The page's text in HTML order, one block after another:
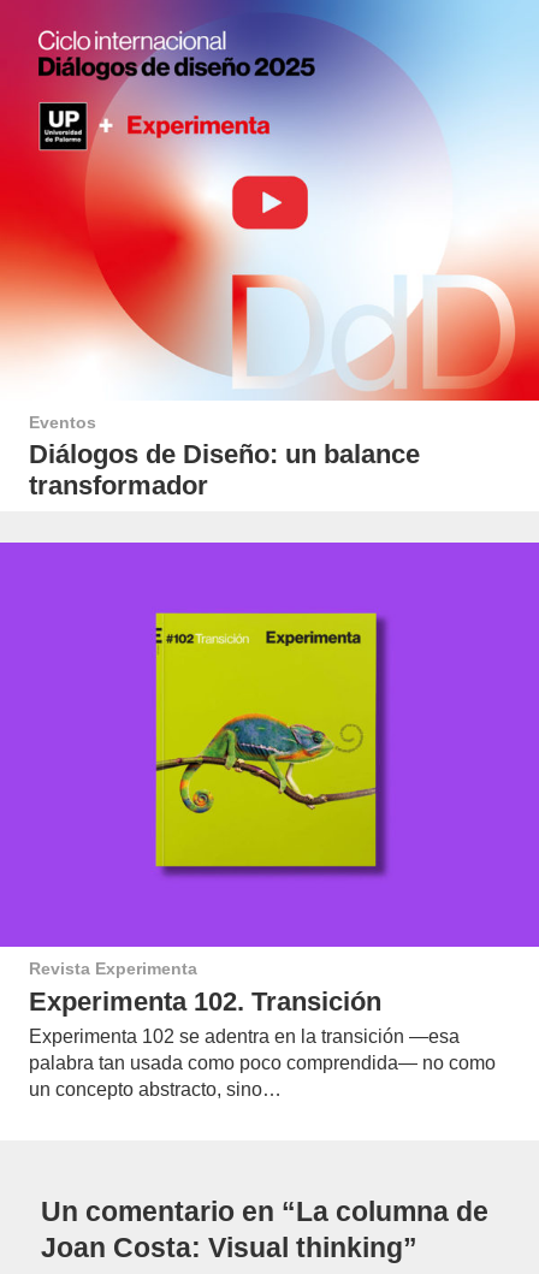
Eventos
Diálogos de Diseño: un balance
transformador
Revista Experimenta
Experimenta 102. Transición
Experimenta 102 se adentra en la transición —esa
palabra tan usada como poco comprendida— no como
un concepto abstracto, sino…
Un comentario en “La columna de
Joan Costa: Visual thinking”